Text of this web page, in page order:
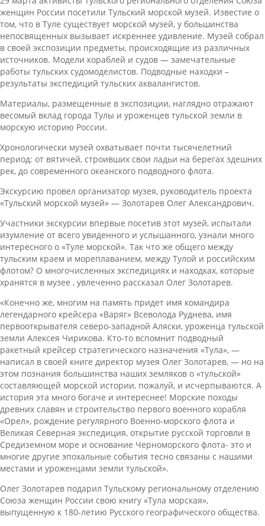
женщин России посетили Тульский морской музей. Известие о
том, что в Туле существует морской музей, у большинства
непосвященных вызывает искреннее удивление. Музей собрал
в своей экспозиции предметы, происходящие из различных
источников. Модели кораблей и судов — замечательные
работы тульских судомоделистов. Подводные находки –
результаты экспедиций тульских аквалангистов.
Материалы, размещенные в экспозиции, наглядно отражают
весомый вклад города Тулы и уроженцев тульской земли в
морскую историю России.
Хронологически музей охватывает почти тысячелетний
период: от вятичей, строивших свои ладьи на берегах здешних
рек, до современного океанского подводного флота.
Экскурсию провел организатор музея, руководитель проекта
«Тульский морской музей» — Золотарев Олег Александрович.
Участники экскурсии впервые посетив этот музей, испытали
изумление от всего увиденного и услышанного, узнали много
интересного о «Туле морской». Так что же общего между
тульским краем и мореплаванием, между Тулой и российским
флотом? О многочисленных экспедициях и находках, которые
хранятся в музее , увлеченно рассказал Олег Золотарев.
«Конечно же, многим на память придет имя командира
легендарного крейсера «Варяг» Всеволода Руднева, имя
первооткрывателя северо-западной Аляски, уроженца тульской
земли Алексея Чирикова. Кто-то вспомнит подводный
ракетный крейсер стратегического назначения «Тула», —
написал в своей книге директор музея Олег Золотарев, — но на
этом познания большинства наших земляков о «тульской»
составляющей морской истории, пожалуй, и исчерпываются. А
история эта много богаче и интереснее! Морские походы
древних славян и строительство первого военного корабля
«Орел», рождение регулярного Военно-морского флота и
Великая Северная экспедиция, открытие русской торговли в
Средиземном море и основание Черноморского флота- это и
многие другие эпохальные события тесно связаны с нашими
местами и уроженцами земли тульской».
Олег Золотарев подарил Тульскому региональному отделению
Союза женщин России свою книгу «Тула морская»,
выпущенную к 180-летию Русского географического общества.